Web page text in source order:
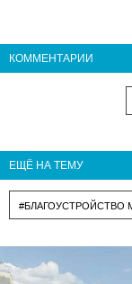
КОММЕНТАРИИ
ЕЩЁ НА ТЕМУ
#БЛАГОУСТРОЙСТВО